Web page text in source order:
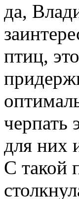
да,
птиц,
черпать
для них
С такой